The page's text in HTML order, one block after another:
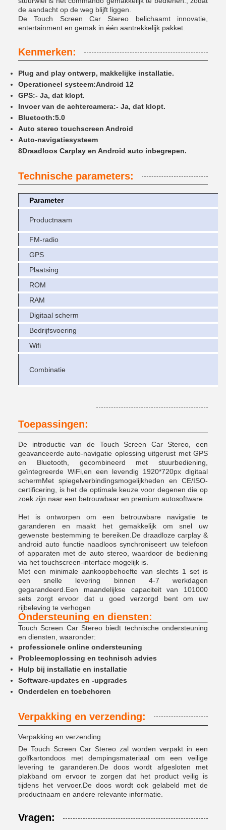
de aandacht op de weg blijft liggen.
De Touch Screen Car Stereo belichaamt innovatie,
entertainment en gemak in één aantrekkelijk pakket.
Kenmerken:
Plug and play ontwerp, makkelijke installatie.
Operationeel systeem:Android 12
GPS:- Ja, dat klopt.
Invoer van de achtercamera:- Ja, dat klopt.
Bluetooth:5.0
Auto stereo touchscreen Android
Auto-navigatiesysteem
8Draadloos Carplay en Android auto inbegrepen.
Technische parameters:
Parameter
Productnaam
FM-radio
GPS
Plaatsing
ROM
RAM
Digitaal scherm
Bedrijfsvoering
Wifi
Combinatie
Toepassingen:
De introductie van de Touch Screen Car Stereo, een
geavanceerde auto-navigatie oplossing uitgerust met GPS
en Bluetooth, gecombineerd met stuurbediening,
geïntegreerde WiFi,en een levendig 1920*720px digitaal
schermMet spiegelverbindingsmogelijkheden en CE/ISO-
certificering, is het de optimale keuze voor degenen die op
zoek zijn naar een betrouwbaar en premium autosoftware.
Het is ontworpen om een betrouwbare navigatie te
garanderen en maakt het gemakkelijk om snel uw
gewenste bestemming te bereiken.De draadloze carplay &
android auto functie naadloos synchroniseert uw telefoon
of apparaten met de auto stereo, waardoor de bediening
via het touchscreen-interface mogelijk is.
Met een minimale aankoopbehoefte van slechts 1 set is
een snelle levering binnen 4-7 werkdagen
gegarandeerd.Een maandelijkse capaciteit van 101000
sets zorgt ervoor dat u goed verzorgd bent om uw
rijbeleving te verhogen
Ondersteuning en diensten:
Touch Screen Car Stereo biedt technische ondersteuning
en diensten, waaronder:
professionele online ondersteuning
Probleemoplossing en technisch advies
Hulp bij installatie en installatie
Software-updates en -upgrades
Onderdelen en toebehoren
Verpakking en verzending:
Verpakking en verzending
De Touch Screen Car Stereo zal worden verpakt in een
golfkartondoos met dempingsmateriaal om een veilige
levering te garanderen.De doos wordt afgesloten met
plakband om ervoor te zorgen dat het product veilig is
tijdens het vervoer.De doos wordt ook gelabeld met de
productnaam en andere relevante informatie.
Vragen: